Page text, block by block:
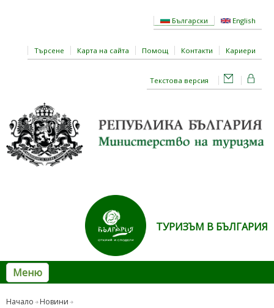
Български English
Търсене Карта на сайта Помощ Контакти Кариери
Текстова версия
ТУРИЗЪМ В БЪЛГАРИЯ
Меню
Начало Новини